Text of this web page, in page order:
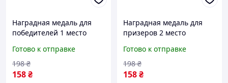
Наградная медаль для
победителей 1 место
конкурсов и мероприятий
диаметр 6,5 см berlin
Готово к отправке
158₴
198 ₴
Наградная медаль для
призеров 2 место
соревнований конкурсов
и мероприятий диаметр
6,5 см berlin
Готово к отправке
158₴
198 ₴